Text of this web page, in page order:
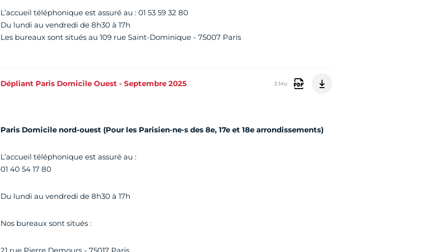
L’accueil téléphonique est assuré au : 01 53 59 32 80
Du lundi au vendredi de 8h30 à 17h
Les bureaux sont situés au 109 rue Saint-Dominique - 75007 Paris
Dépliant Paris Domicile Ouest - Septembre 2025 3 Mo
Paris Domicile nord-ouest (Pour les Parisien·ne·s des 8e, 17e et 18e arrondissements)
L’accueil téléphonique est assuré au :
01 40 54 17 80
Du lundi au vendredi de 8h30 à 17h
Nos bureaux sont situés :